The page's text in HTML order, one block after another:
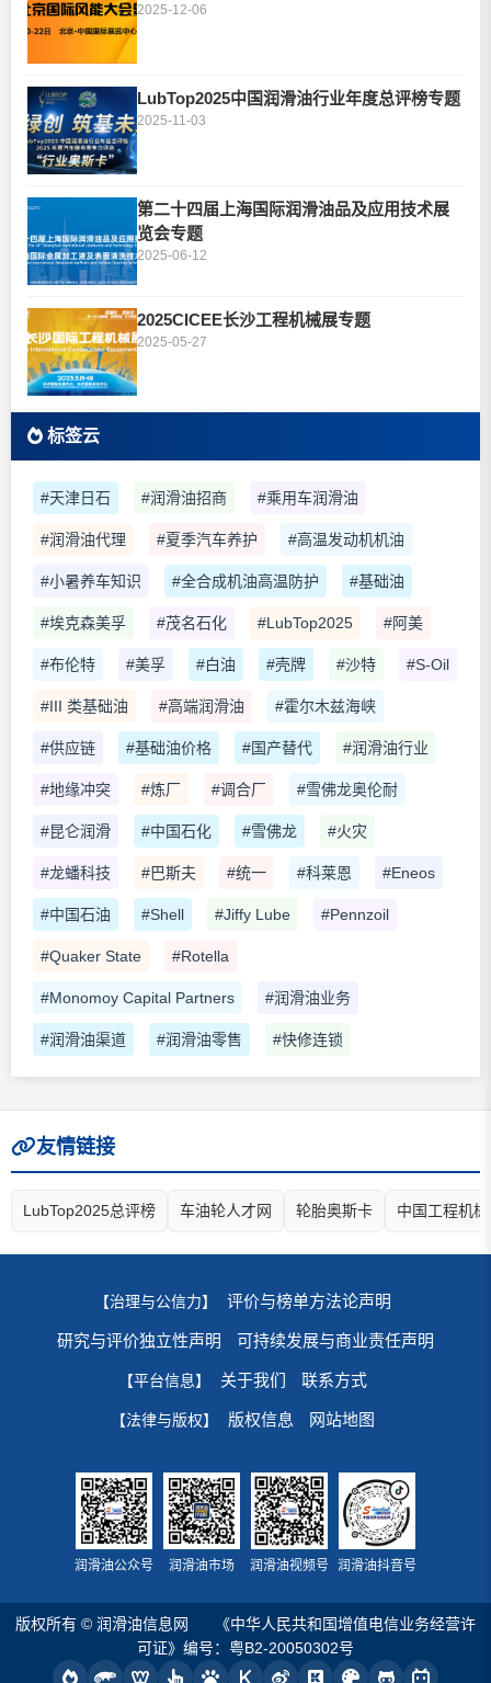
2025-12-06
LubTop2025中国润滑油行业年度总评榜专题
2025-11-03
第二十四届上海国际润滑油品及应用技术展
览会专题
2025-06-12
2025CICEE长沙工程机械展专题
2025-05-27
标签云
#天津日石 #润滑油招商 #乘用车润滑油
#润滑油代理 #夏季汽车养护 #高温发动机机油
#小暑养车知识 #全合成机油高温防护 #基础油
#埃克森美孚 #茂名石化 #LubTop2025 #阿美
#布伦特 #美孚 #白油 #壳牌 #沙特 #S-Oil
#III 类基础油 #高端润滑油 #霍尔木兹海峡
#供应链 #基础油价格 #国产替代 #润滑油行业
#地缘冲突 #炼厂 #调合厂 #雪佛龙奥伦耐
#昆仑润滑 #中国石化 #雪佛龙 #火灾
#龙蟠科技 #巴斯夫 #统一 #科莱恩 #Eneos
#中国石油 #Shell #Jiffy Lube #Pennzoil
#Quaker State #Rotella
#Monomoy Capital Partners #润滑油业务
#润滑油渠道 #润滑油零售 #快修连锁
友情链接
LubTop2025总评榜 车油轮人才网 轮胎奥斯卡 中国工程机
【治理与公信力】 评价与榜单方法论声明
研究与评价独立性声明 可持续发展与商业责任声明
【平台信息】 关于我们 联系方式
【法律与版权】 版权信息 网站地图
润滑油公众号 润滑油市场 润滑油视频号 润滑油抖音号
版权所有 © 润滑油信息网
《中华人民共和国增值电信业务经营许
可证》编号：粤B2-20050302号